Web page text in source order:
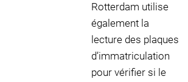
Rotterdam utilise
également la
lecture des plaques
d’immatriculation
pour vérifier si le